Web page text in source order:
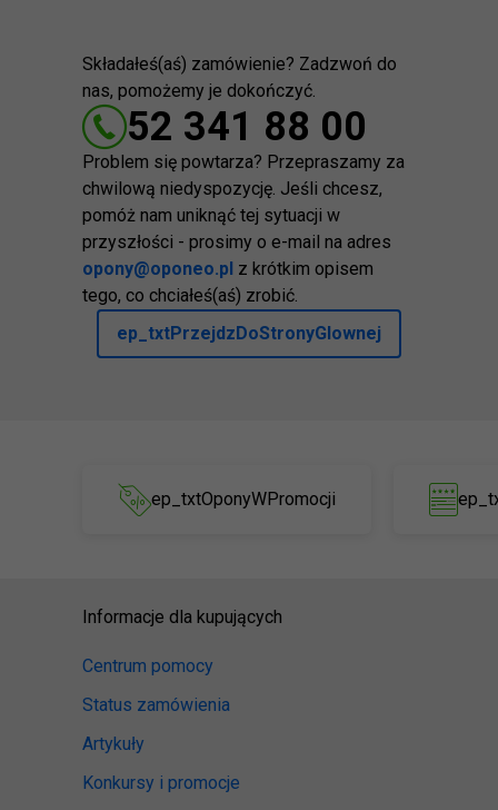
Składałeś(aś) zamówienie? Zadzwoń do
nas, pomożemy je dokończyć.
52 341 88 00
Problem się powtarza? Przepraszamy za
chwilową niedyspozycję. Jeśli chcesz,
pomóż nam uniknąć tej sytuacji w
przyszłości - prosimy o e-mail na adres
opony@oponeo.pl z krótkim opisem
tego, co chciałeś(aś) zrobić.
ep_txtPrzejdzDoStronyGlownej
ep_txtOponyWPromocji
Informacje dla kupujących
Centrum pomocy
Status zamówienia
Artykuły
Konkursy i promocje